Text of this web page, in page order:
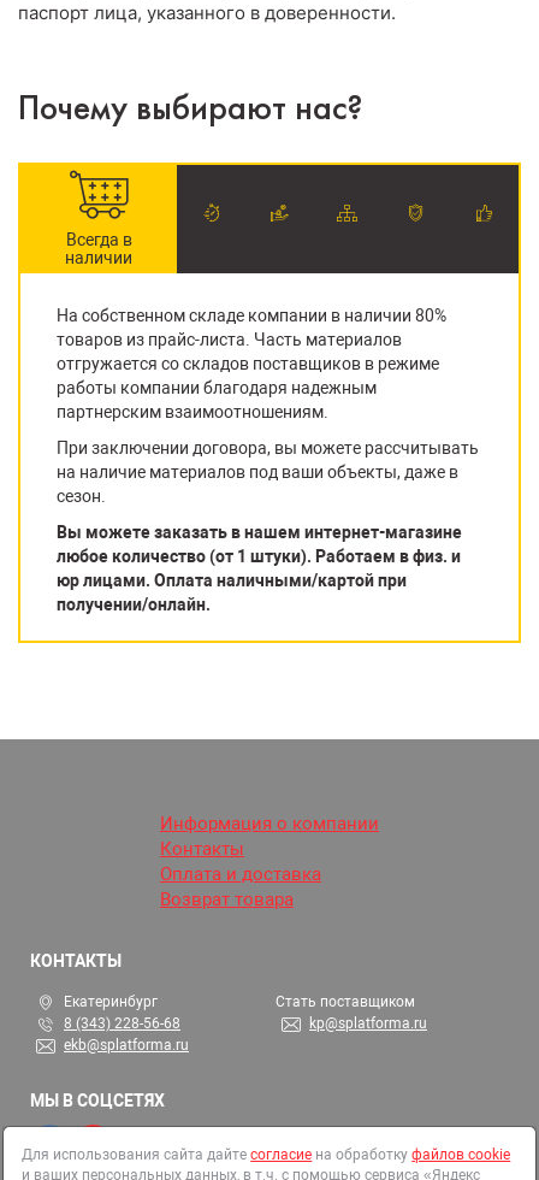
паспорт лица, указанного в доверенности.
Почему выбирают нас?
Всегда в
наличии
На собственном складе компании в наличии 80%
товаров из прайс-листа. Часть материалов
отгружается со складов поставщиков в режиме
работы компании благодаря надежным
партнерским взаимоотношениям.
При заключении договора, вы можете рассчитывать
на наличие материалов под ваши объекты, даже в
сезон.
Вы можете заказать в нашем интернет-магазине
любое количество (от 1 штуки). Работаем в физ. и
юр лицами. Оплата наличными/картой при
получении/онлайн.
Информация о компании
Контакты
Оплата и доставка
Возврат товара
КОНТАКТЫ
Екатеринбург
8 (343) 228-56-68
ekb@splatforma.ru
Стать поставщиком
kp@splatforma.ru
МЫ В СОЦСЕТЯХ
Для использования сайта дайтесогласие на обработкуфайлов cookie
и ваших персональных данных, в т.ч. с помощью сервиса «Яндекс